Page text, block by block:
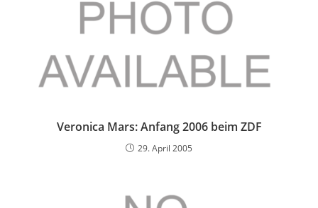
Veronica Mars: Anfang 2006 beim ZDF
29. April 2005